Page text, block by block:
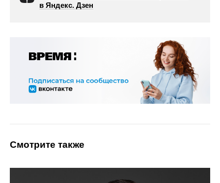
в Яндекс. Дзен
Смотрите также